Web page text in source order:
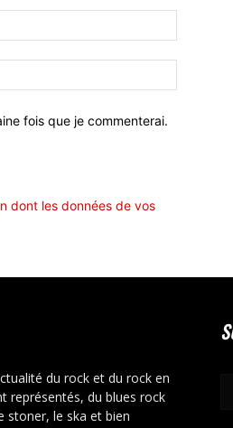
fois que je commenterai.
dont les données de vos
du rock et du rock en
représentés, du blues rock
stoner, le ska et bien